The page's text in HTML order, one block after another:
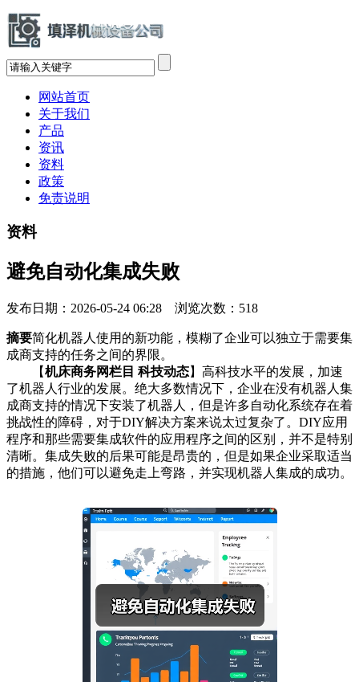
网站首页
关于我们
产品
资讯
资料
政策
免责说明
资料
避免自动化集成失败
发布日期：2026-05-24 06:28 浏览次数： 518
摘要简化机器人使用的新功能，模糊了企业可以独立于需要集
成商支持的任务之间的界限。
【机床商务网栏目 科技动态】高科技水平的发展，加速
了机器人行业的发展。绝大多数情况下，企业在没有机器人集
成商支持的情况下安装了机器人，但是许多自动化系统存在着
挑战性的障碍，对于DIY解决方案来说太过复杂了。DIY应用
程序和那些需要集成软件的应用程序之间的区别，并不是特别
清晰。集成失败的后果可能是昂贵的，但是如果企业采取适当
的措施，他们可以避免走上弯路，并实现机器人集成的成功。